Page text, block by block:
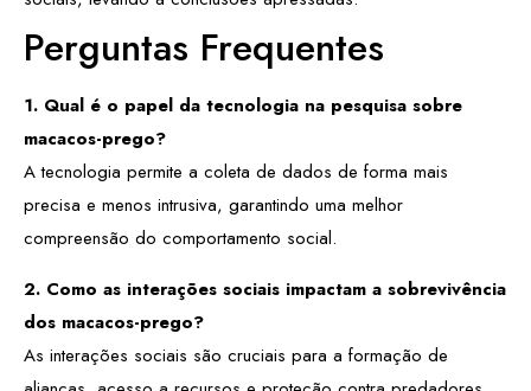
Perguntas Frequentes
1. Qual é o papel da tecnologia na pesquisa sobre
macacos-prego?
A tecnologia permite a coleta de dados de forma mais
precisa e menos intrusiva, garantindo uma melhor
compreensão do comportamento social.
2. Como as interações sociais impactam a sobrevivência
dos macacos-prego?
As interações sociais são cruciais para a formação de